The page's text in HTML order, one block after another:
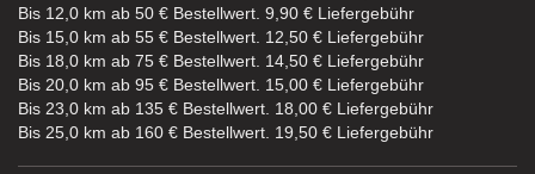
Bis 12,0 km ab 50 € Bestellwert. 9,90 € Liefergebühr
Bis 15,0 km ab 55 € Bestellwert. 12,50 € Liefergebühr
Bis 18,0 km ab 75 € Bestellwert. 14,50 € Liefergebühr
Bis 20,0 km ab 95 € Bestellwert. 15,00 € Liefergebühr
Bis 23,0 km ab 135 € Bestellwert. 18,00 € Liefergebühr
Bis 25,0 km ab 160 € Bestellwert. 19,50 € Liefergebühr